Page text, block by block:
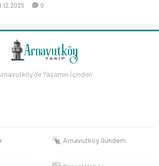
0
Yaşamın İçinden
Arnavutköy Gündem